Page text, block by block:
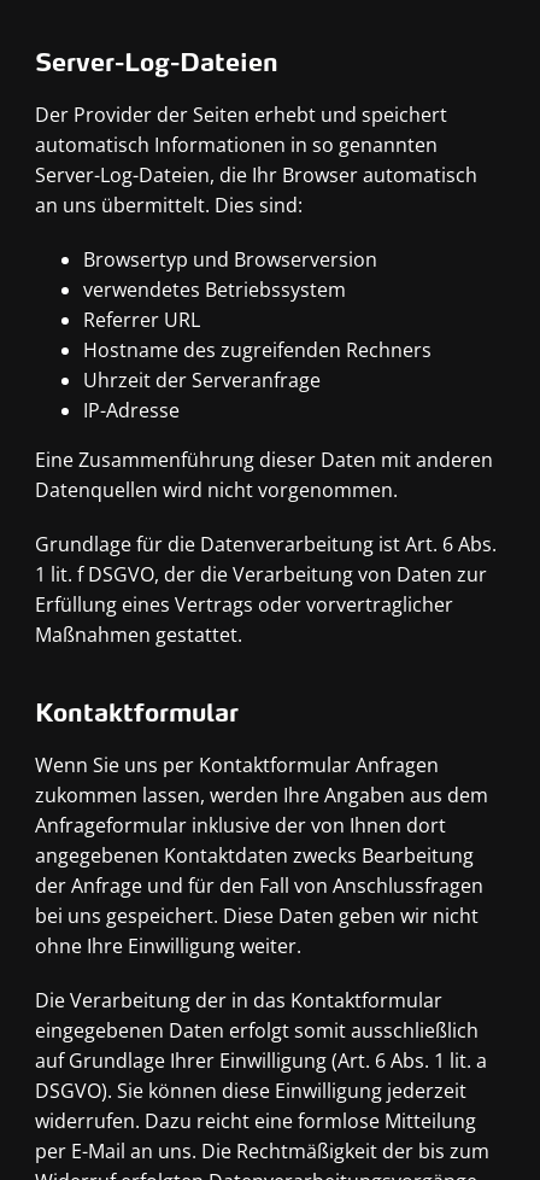
Server-Log-Dateien
Der Provider der Seiten erhebt und speichert
automatisch Informationen in so genannten
Server-Log-Dateien, die Ihr Browser automatisch
an uns übermittelt. Dies sind:
Browsertyp und Browserversion
verwendetes Betriebssystem
Referrer URL
Hostname des zugreifenden Rechners
Uhrzeit der Serveranfrage
IP-Adresse
Eine Zusammenführung dieser Daten mit anderen
Datenquellen wird nicht vorgenommen.
Grundlage für die Datenverarbeitung ist Art. 6 Abs.
1 lit. f DSGVO, der die Verarbeitung von Daten zur
Erfüllung eines Vertrags oder vorvertraglicher
Maßnahmen gestattet.
Kontaktformular
Wenn Sie uns per Kontaktformular Anfragen
zukommen lassen, werden Ihre Angaben aus dem
Anfrageformular inklusive der von Ihnen dort
angegebenen Kontaktdaten zwecks Bearbeitung
der Anfrage und für den Fall von Anschlussfragen
bei uns gespeichert. Diese Daten geben wir nicht
ohne Ihre Einwilligung weiter.
Die Verarbeitung der in das Kontaktformular
eingegebenen Daten erfolgt somit ausschließlich
auf Grundlage Ihrer Einwilligung (Art. 6 Abs. 1 lit. a
DSGVO). Sie können diese Einwilligung jederzeit
widerrufen. Dazu reicht eine formlose Mitteilung
per E-Mail an uns. Die Rechtmäßigkeit der bis zum